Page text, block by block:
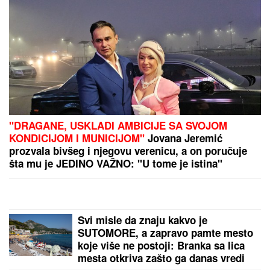
"DRAGANE, USKLADI AMBICIJE SA SVOJOM
KONDICIJOM I MUNICIJOM" Jovana Jeremić
prozvala bivšeg i njegovu verenicu, a on poručuje
šta mu je JEDINO VAŽNO: "U tome je istina"
Svi misle da znaju kakvo je
SUTOMORE, a zapravo pamte mesto
koje više ne postoji: Branka sa lica
mesta otkriva zašto ga danas vredi